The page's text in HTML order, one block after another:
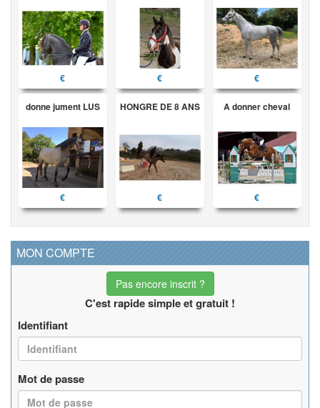
€ € €
donne jument LUS
€
HONGRE DE 8 ANS
€
A donner cheval
€
MON COMPTE
Pas encore inscrit ?
C'est rapide simple et gratuit !
Identifiant
Mot de passe